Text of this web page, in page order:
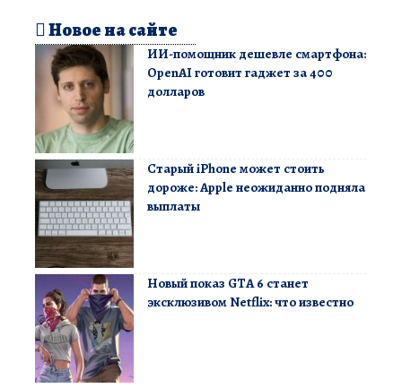
Новое на сайте
ИИ-помощник дешевле смартфона:
OpenAI готовит гаджет за 400
долларов
Старый iPhone может стоить
дороже: Apple неожиданно подняла
выплаты
Новый показ GTA 6 станет
эксклюзивом Netflix: что известно